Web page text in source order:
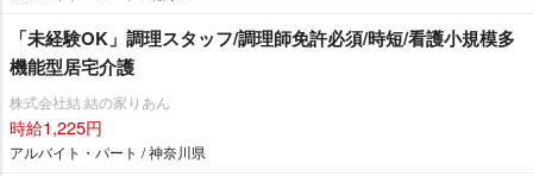
「未経験OK」調理スタッフ/調理師免許必須/時短/看護小規模多
機能型居宅介護
株式会社結 結の家りあん
時給1,225円
アルバイト・パート / 神奈川県